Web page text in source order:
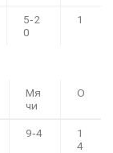
5‑2
0
1
Мя
чи
О
9‑4
1
4